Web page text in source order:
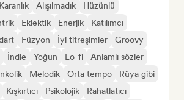
Karanlık Alışılmadık
Hüzünlü
Eklektik Enerjik
Katılımcı
Füzyon İyi titreşimler
Groovy
İndie Yoğun Lo-fi
Anlamlı sözler
Melodik Orta tempo
Rüya gibi
Kışkırtıcı Psikolojik
Rahatlatıcı